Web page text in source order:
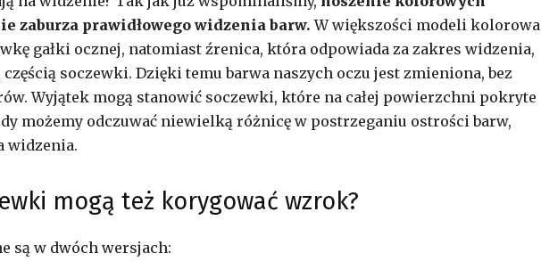
zaburza prawidłowego widzenia barw. W większości modeli kolorowa
gałki ocznej, natomiast źrenica, która odpowiada za zakres widzenia,
soczewki. Dzięki temu barwa naszych oczu jest zmieniona, bez
Wyjątek mogą stanowić soczewki, które na całej powierzchni pokryte
możemy odczuwać niewielką różnicę w postrzeganiu ostrości barw,
widzenia.
mogą też korygować wzrok?
są w dwóch wersjach: